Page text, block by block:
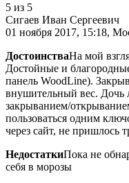
5 из 5
Сигаев Иван Сергеевич
01 ноября 2017, 15:18,
ДостоинстваНа мой
Достойные и
панель WoodLine).
внушительный вес. Дочь
закрыванием/
пользоваться одним
через сайт, не пришлось
НедостаткиПока не
себя в морозы